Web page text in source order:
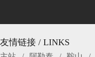
友情链接 / LINKS